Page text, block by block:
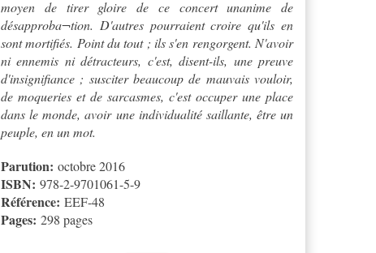
moyen de tirer gloire de ce concert unanime de
désapproba¬tion. D'autres pourraient croire qu'ils en
sont mortifiés. Point du tout ; ils s'en rengorgent. N'avoir
ni ennemis ni détracteurs, c'est, disent-ils, une preuve
d'insignifiance ; susciter beaucoup de mauvais vouloir,
de moqueries et de sarcasmes, c'est occuper une place
dans le monde, avoir une individualité saillante, être un
peuple, en un mot.
Parution: octobre 2016
ISBN: 978-2-9701061-5-9
Référence: EEF-48
Pages: 298 pages